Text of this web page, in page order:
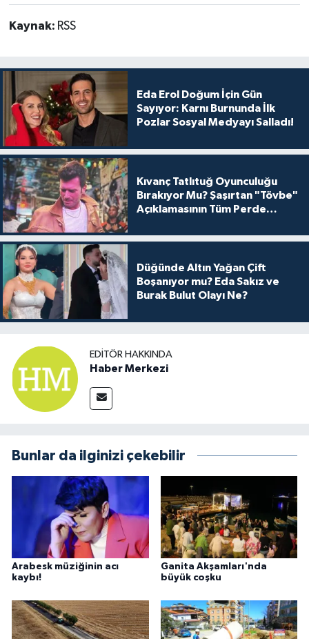
Kaynak: RSS
Eda Erol Doğum İçin Gün
Sayıyor: Karnı Burnunda İlk
Pozlar Sosyal Medyayı Salladı!
Kıvanç Tatlıtuğ Oyunculuğu
Bırakıyor Mu? Şaşırtan "Tövbe"
Açıklamasının Tüm Perde
Düğünde Altın Yağan Çift
Boşanıyor mu? Eda Sakız ve
Burak Bulut Olayı Ne?
EDITÖR HAKKINDA
Haber Merkezi
Bunlar da ilginizi çekebilir
Arabesk müziğinin acı
kaybı!
Ganita Akşamları'nda
büyük coşku